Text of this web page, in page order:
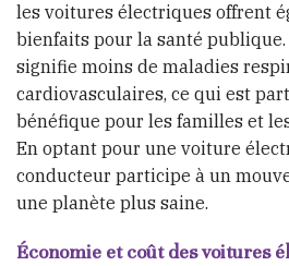
les voitures électriques offrent
bienfaits pour la santé
signifie moins de maladies
cardiovasculaires, ce qui est
bénéfique pour les familles et
En optant pour une voiture
conducteur participe à un
une planète plus saine.
Économie et coût des voitures